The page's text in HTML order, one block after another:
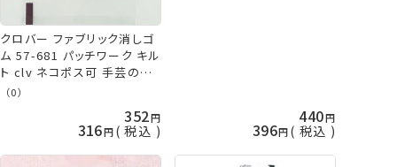
クロバー ファブリック消しゴ
ム 57-681 パッチワーク キル
ト clv ネコポス可 手芸の山
久
（0）
352
316 税込
440
396 税込